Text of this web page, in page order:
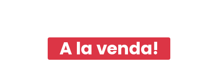
A la venda!